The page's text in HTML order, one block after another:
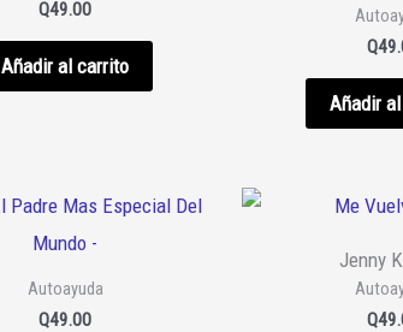
Q49.00
Añadir al carrito
Q
Añadir
Autoayuda
Q49.00
Jenny
Q